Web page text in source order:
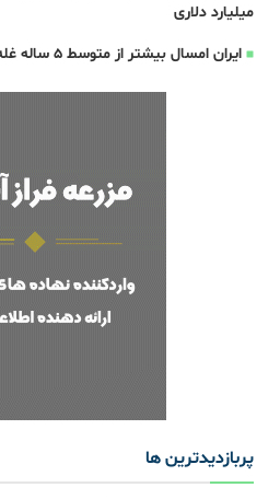
میلیارد دلاری
ایران امسال بیشتر از متوسط 5 ساله غله تولید می‌کند
پربازدیدترین ها